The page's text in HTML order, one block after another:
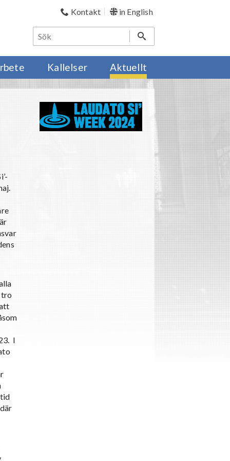
Kontakt in English
Kallelser Aktuellt
tro
I